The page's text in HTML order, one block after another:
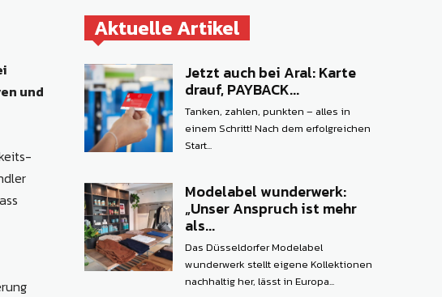
und
Aktuelle Artikel
Jetzt auch bei Aral: Karte
drauf, PAYBACK...
Tanken, zahlen, punkten – alles in
einem Schritt! Nach dem erfolgreichen
Start...
Modelabel wunderwerk:
„Unser Anspruch ist mehr
als...
Das Düsseldorfer Modelabel
wunderwerk stellt eigene Kollektionen
nachhaltig her, lässt in Europa...